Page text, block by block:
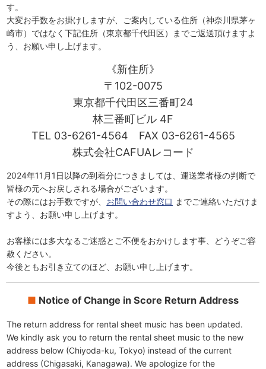
す。
大変お手数をお掛けしますが、ご案内している住所（神奈川県茅ヶ
崎市）ではなく下記住所（東京都千代田区）までご返送頂けますよ
う、お願い申し上げます。
《新住所》
〒102-0075
東京都千代田区三番町24
林三番町ビル 4F
TEL 03-6261-4564 FAX 03-6261-4565
株式会社CAFUAレコード
2024年11月1日以降の到着分につきましては、運送業者様の判断で
皆様の元へお戻しされる場合がございます。
その際にはお手数ですが、 お問い合わせ窓口 までご連絡いただけま
すよう、お願い申し上げます。
お客様には多大なるご迷惑とご不便をおかけします事、どうぞご容
赦ください。
今後ともお引き立てのほど、お願い申し上げます。
Notice of Change in Score Return Address
The return address for rental sheet music has been updated.
We kindly ask you to return the rental sheet music to the new
address below (Chiyoda-ku, Tokyo) instead of the current
address (Chigasaki, Kanagawa). We apologize for the